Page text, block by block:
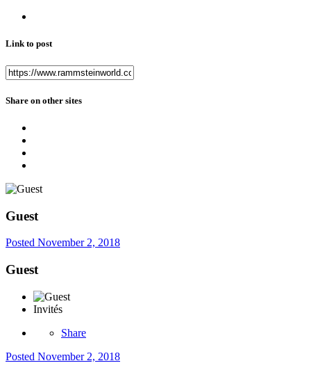
Link to post
Share on other sites
Guest
Posted November 2, 2018
Guest
Invités
Share
Posted November 2, 2018